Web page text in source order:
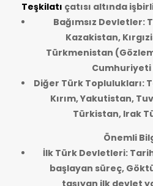
Teşkilatı çatısı altında
Bağımsız Devletler:
Kazakistan,
Türkmenistan
Diğer Türk Toplulukları:
Kırım, Yakutistan,
Türkistan, Irak
Önemli
İlk Türk Devletleri:
başlayan süreç,